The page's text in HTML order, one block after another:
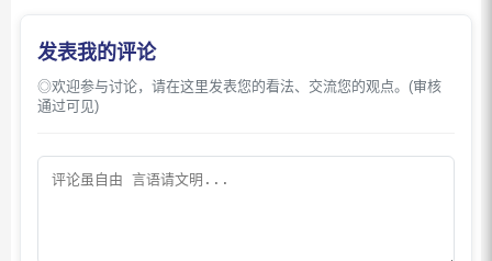
发表我的评论
◎欢迎参与讨论，请在这里发表您的看法、交流您的观点。(审核
通过可见)